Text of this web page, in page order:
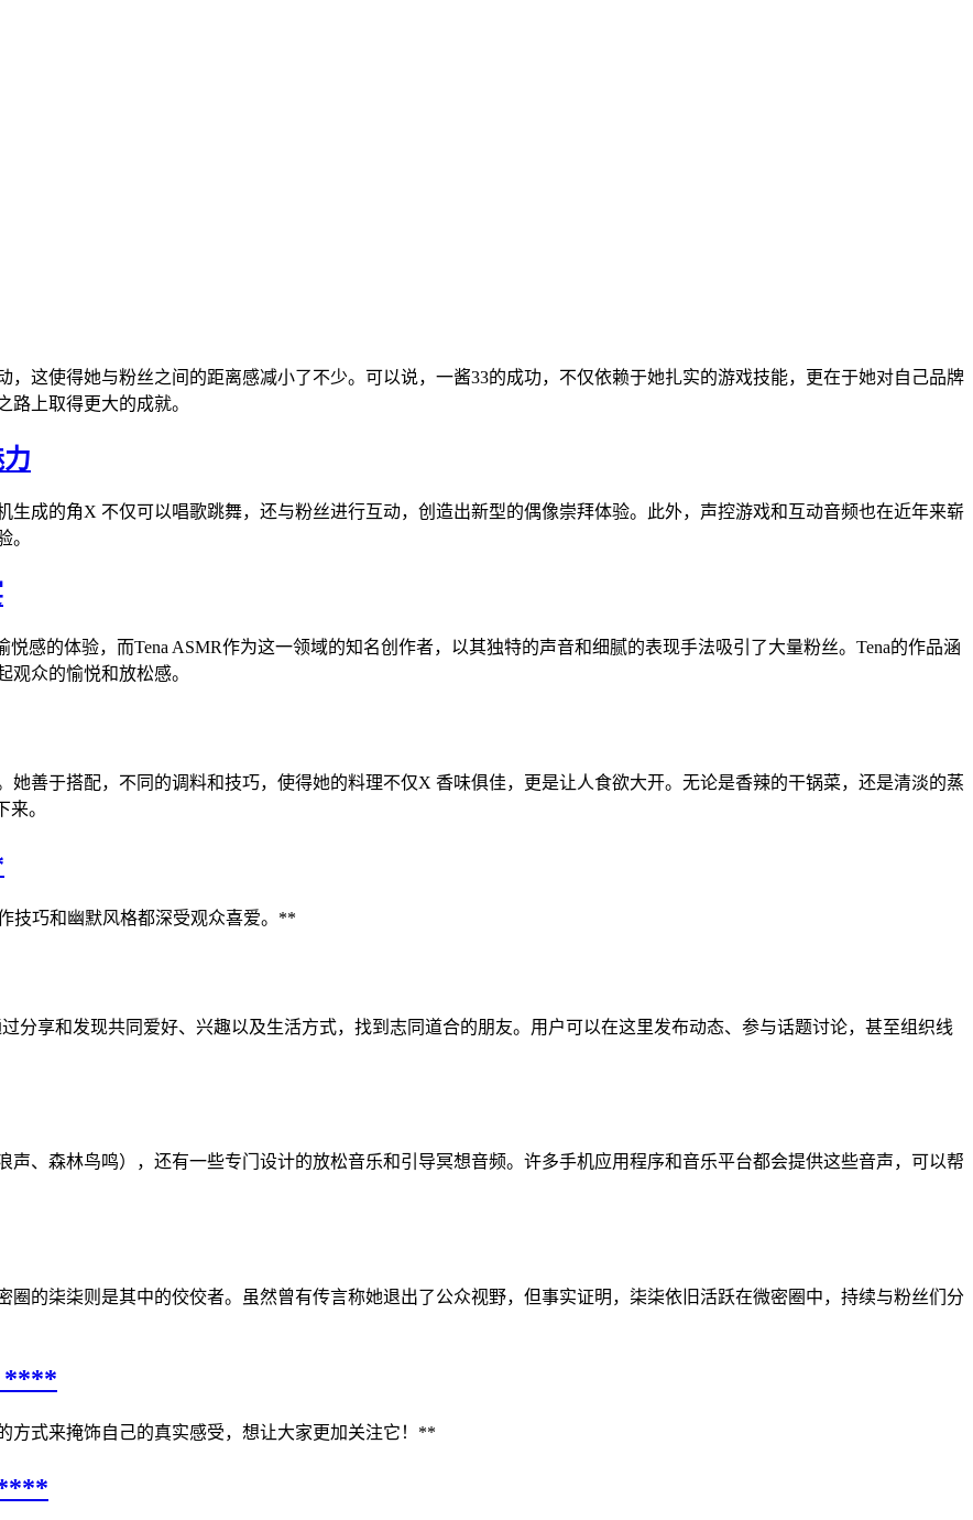
这使得她与粉丝之间的距离感减小了不少。可以说，一酱33的成功，不仅依赖于她扎实的游戏技能，更在于她对自己品牌
上取得更大的成就。
成的角X 不仅可以唱歌跳舞，还与粉丝进行互动，创造出新型的偶像崇拜体验。此外，声控游戏和互动音频也在近年来崭
。
感的体验，而Tena ASMR作为这一领域的知名创作者，以其独特的声音和细腻的表现手法吸引了大量粉丝。Tena的作品涵
众的愉悦和放松感。
善于搭配，不同的调料和技巧，使得她的料理不仅X 香味俱佳，更是让人食欲大开。无论是香辣的干锅菜，还是清淡的蒸
。
技巧和幽默风格都深受观众喜爱。**
分享和发现共同爱好、兴趣以及生活方式，找到志同道合的朋友。用户可以在这里发布动态、参与话题讨论，甚至组织线
、森林鸟鸣），还有一些专门设计的放松音乐和引导冥想音频。许多手机应用程序和音乐平台都会提供这些音声，可以帮
的柒柒则是其中的佼佼者。虽然曾有传言称她退出了公众视野，但事实证明，柒柒依旧活跃在微密圈中，持续与粉丝们分
****
方式来掩饰自己的真实感受，想让大家更加关注它！**